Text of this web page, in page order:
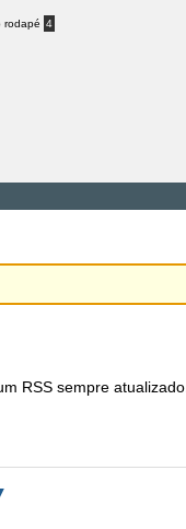
rodapé 4
RSS sempre atualizado.